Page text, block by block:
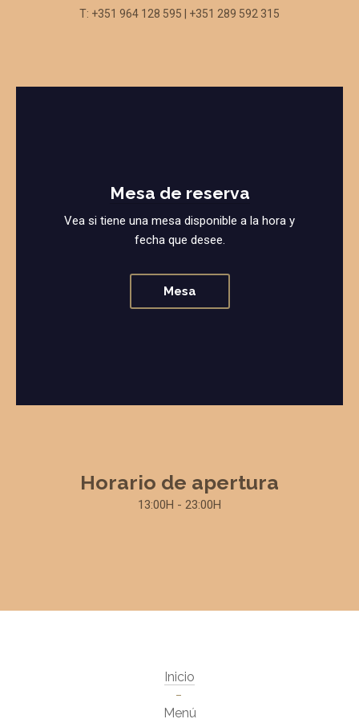
T: +351 964 128 595 | +351 289 592 315
Mesa de reserva
Vea si tiene una mesa disponible a la hora y
fecha que desee.
Mesa
Horario de apertura
13:00H - 23:00H
Inicio
Menú